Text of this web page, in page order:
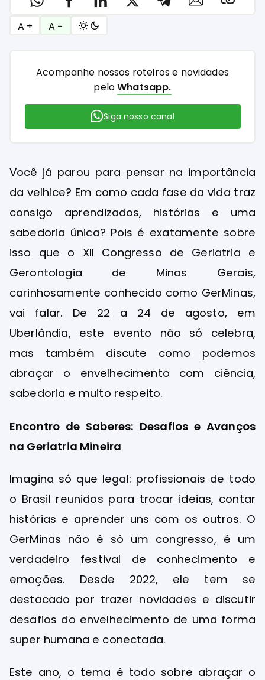
A + A −
Acompanhe nossos roteiros e novidades
peloWhatsapp.
Siga nosso canal
Você já parou para pensar na importância
da velhice? Em como cada fase da vida traz
consigo aprendizados, histórias e uma
sabedoria única? Pois é exatamente sobre
isso que o XII Congresso de Geriatria e
Gerontologia de Minas Gerais,
carinhosamente conhecido como GerMinas,
vai falar. De 22 a 24 de agosto, em
Uberlândia, este evento não só celebra,
mas também discute como podemos
abraçar o envelhecimento com ciência,
sabedoria e muito respeito.
Encontro de Saberes: Desafios e Avanços
na Geriatria Mineira
Imagina só que legal: profissionais de todo
o Brasil reunidos para trocar ideias, contar
histórias e aprender uns com os outros. O
GerMinas não é só um congresso, é um
verdadeiro festival de conhecimento e
emoções. Desde 2022, ele tem se
destacado por trazer novidades e discutir
desafios do envelhecimento de uma forma
super humana e conectada.
Este ano, o tema é todo sobre abraçar o